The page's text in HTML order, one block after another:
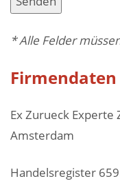
* Alle Felder
Firmendaten
Ex Zurueck
Amsterdam
Handelsregister